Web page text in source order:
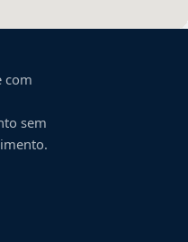
com
sem